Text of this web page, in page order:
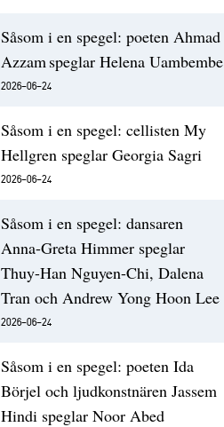
Såsom i en spegel: poeten Ahmad
Azzam speglar Helena Uambembe
2026-06-24
Såsom i en spegel: cellisten My
Hellgren speglar Georgia Sagri
2026-06-24
Såsom i en spegel: dansaren
Anna-Greta Himmer speglar
Thuy-Han Nguyen-Chi, Dalena
Tran och Andrew Yong Hoon Lee
2026-06-24
Såsom i en spegel: poeten Ida
Börjel och ljudkonstnären Jassem
Hindi speglar Noor Abed